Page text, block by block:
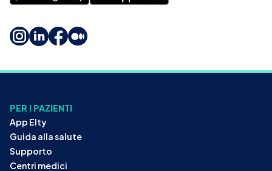
PER I PAZIENTI
App Elty
Guida alla salute
Supporto
Centri medici